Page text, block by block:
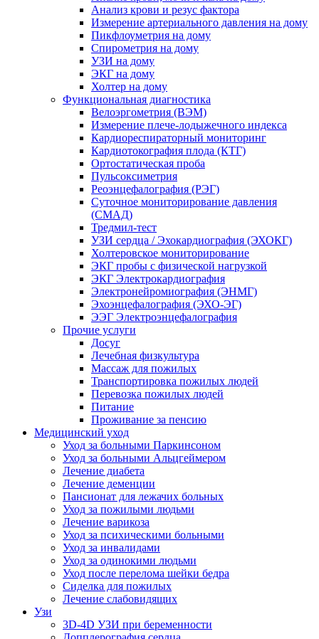
Анализ крови и резус фактора
Измерение артериального давления на дому
Пикфлоуметрия на дому
Спирометрия на дому
УЗИ на дому
ЭКГ на дому
Холтер на дому
Функциональная диагностика
Велоэргометрия (ВЭМ)
Измерение плече-лодыжечного индекса
Кардиореспираторный мониторинг
Кардиотокография плода (КТГ)
Ортостатическая проба
Пульсоксиметрия
Реоэнцефалография (РЭГ)
Суточное мониторирование давления
(СМАД)
Тредмил-тест
УЗИ сердца / Эхокардиография (ЭХОКГ)
Холтеровское мониторирование
ЭКГ пробы с физической нагрузкой
ЭКГ Электрокардиография
Электронейромиография (ЭНМГ)
Эхоэнцефалография (ЭХО-ЭГ)
ЭЭГ Электроэнцефалография
Прочие услуги
Досуг
Лечебная физкультура
Массаж для пожилых
Транспортировка пожилых людей
Перевозка пожилых людей
Питание
Проживание за пенсию
Медицинский уход
Уход за больными Паркинсоном
Уход за больными Альцгеймером
Лечение диабета
Лечение деменции
Пансионат для лежачих больных
Уход за пожилыми людьми
Лечение варикоза
Уход за психическими больными
Уход за инвалидами
Уход за одинокими людьми
Уход после перелома шейки бедра
Сиделка для пожилых
Лечение слабовидящих
Узи
3D-4D УЗИ при беременности